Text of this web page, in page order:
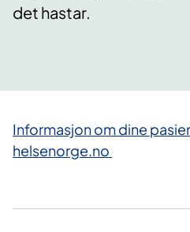
det hastar.
​Informasjon om dine
helsenorge.no